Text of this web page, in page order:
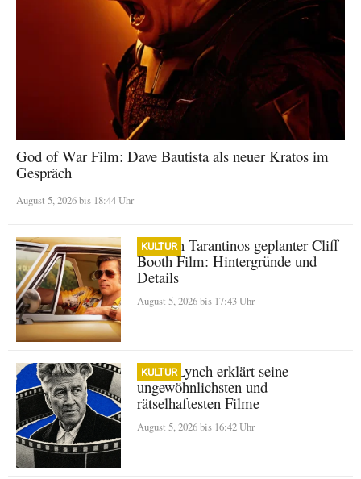
God of War Film: Dave Bautista als neuer Kratos im
Gespräch
August 5, 2026 bis 18:44 Uhr
KULTUR
Quentin Tarantinos geplanter Cliff
Booth Film: Hintergründe und
Details
August 5, 2026 bis 17:43 Uhr
KULTUR
David Lynch erklärt seine
ungewöhnlichsten und
rätselhaftesten Filme
August 5, 2026 bis 16:42 Uhr